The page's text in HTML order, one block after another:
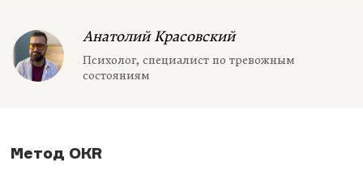
Анатолий Красовский
Психолог, специалист по тревожным
состояниям
Метод ОКR